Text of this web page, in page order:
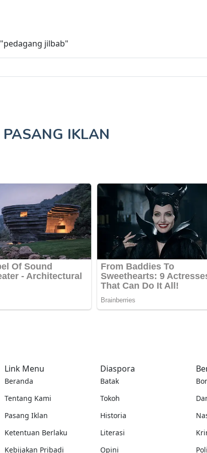
"pedagang jilbab"
PASANG IKLAN
Link Menu
Beranda
Tentang Kami
Pasang Iklan
Ketentuan Berlaku
Kebijakan Pribadi
Diaspora
Batak
Tokoh
Historia
Literasi
Opini